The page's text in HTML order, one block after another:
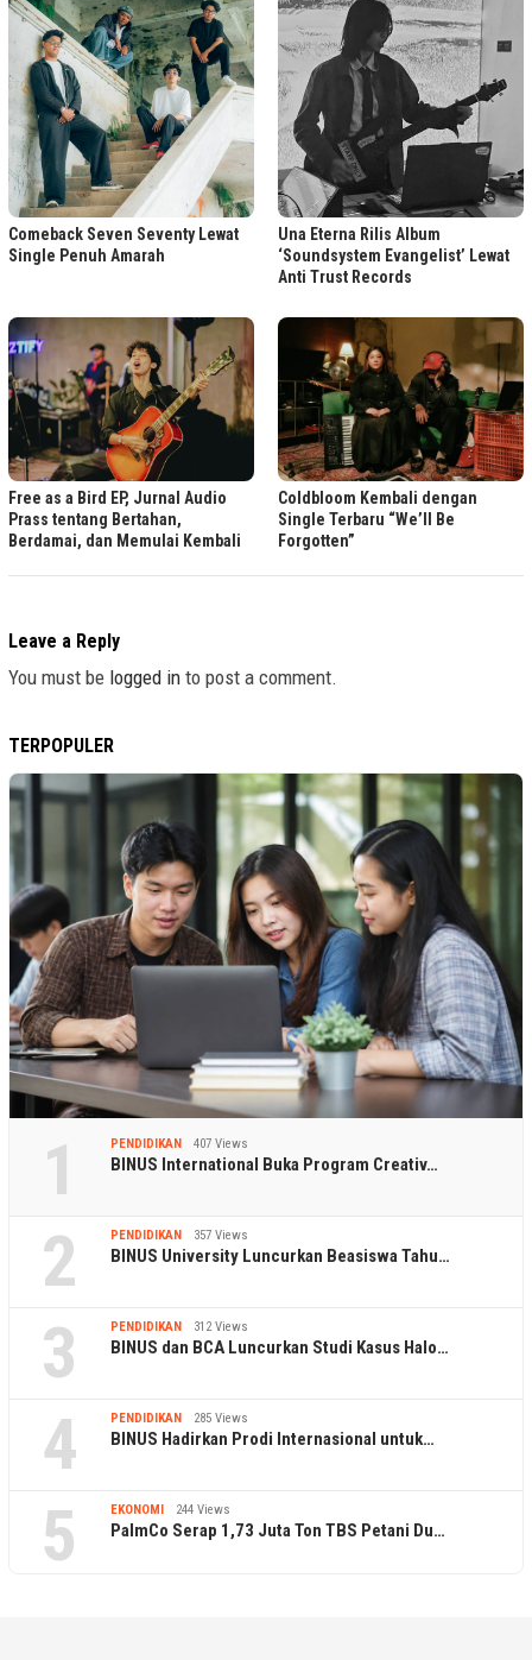
Comeback Seven Seventy Lewat
Single Penuh Amarah
Una Eterna Rilis Album
‘Soundsystem Evangelist’ Lewat
Anti Trust Records
Free as a Bird EP, Jurnal Audio
Prass tentang Bertahan,
Berdamai, dan Memulai Kembali
Coldbloom Kembali dengan
Single Terbaru “We’ll Be
Forgotten”
Leave a Reply
You must be logged in to post a comment.
TERPOPULER
1 PENDIDIKAN 407 Views
BINUS International Buka Program Creativ…
2 PENDIDIKAN 357 Views
BINUS University Luncurkan Beasiswa Tahu…
3 PENDIDIKAN 312 Views
BINUS dan BCA Luncurkan Studi Kasus Halo…
4 PENDIDIKAN 285 Views
BINUS Hadirkan Prodi Internasional untuk…
5 EKONOMI 244 Views
PalmCo Serap 1,73 Juta Ton TBS Petani Du…